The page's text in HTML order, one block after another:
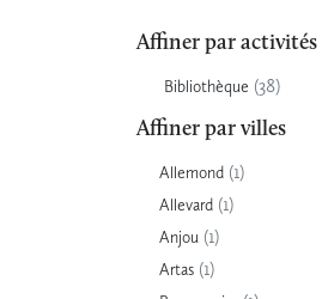
Affiner par activités
Bibliothèque (38)
Affiner par villes
Allemond (1)
Allevard (1)
Anjou (1)
Artas (1)